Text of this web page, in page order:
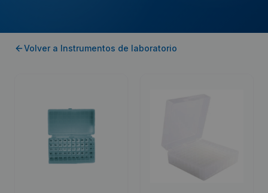
Volver a Instrumentos de laboratorio